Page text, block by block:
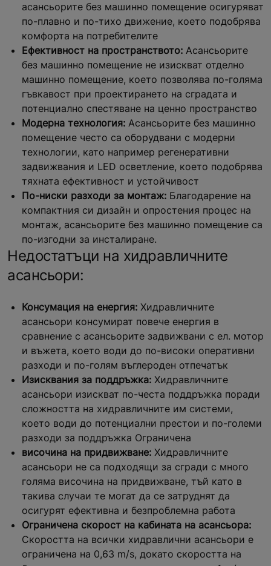
асансьорите без машинно помещение осигуряват
по-плавно и по-тихо движение, което подобрява
комфорта на потребителите
Ефективност на пространството: Асансьорите
без машинно помещение не изискват отделно
машинно помещение, което позволява по-голяма
гъвкавост при проектирането на сградата и
потенциално спестяване на ценно пространство
Модерна технология: Асансьорите без машинно
помещение често са оборудвани с модерни
технологии, като например регенеративни
задвижвания и LED осветление, което подобрява
тяхната ефективност и устойчивост
По-ниски разходи за монтаж: Благодарение на
компактния си дизайн и опростения процес на
монтаж, асансьорите без машинно помещение са
по-изгодни за инсталиране.
Недостатъци на хидравличните
асансьори:
Консумация на енергия: Хидравличните
асансьори консумират повече енергия в
сравнение с асансьорите задвижвани с ел. мотор
и въжета, което води до по-високи оперативни
разходи и по-голям въглероден отпечатък
Изисквания за поддръжка: Хидравличните
асансьори изискват по-честа поддръжка поради
сложността на хидравличните им системи,
което води до потенциални престои и по-големи
разходи за поддръжка Ограничена
височина на придвижване: Хидравличните
асансьори не са подходящи за сгради с много
голяма височина на придвижване, тъй като в
такива случаи те могат да се затруднят да
осигурят ефективна и безпроблемна работа
Ограничена скорост на кабината на асансьора:
Скоростта на всички хидравлични асансьори е
ограничена на 0,63 m/s, докато скоростта на